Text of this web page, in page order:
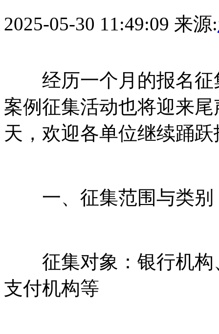
2025-05-30 11:49:09 来源:
经历一个月的报名征
案例征集活动也将迎来
天，欢迎各单位继续踊
一、征集范围与类别
征集对象‌：银行机构
支付机构等